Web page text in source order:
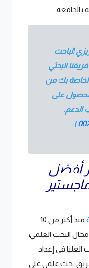
بالجامعة.
الباحث
البحثي
الخاصة بك من
للحصول على
الدعم:
).
.
أفضل
منذ أكثر من 10
البحث العلمي؛
في إعداد
بحث علمي على